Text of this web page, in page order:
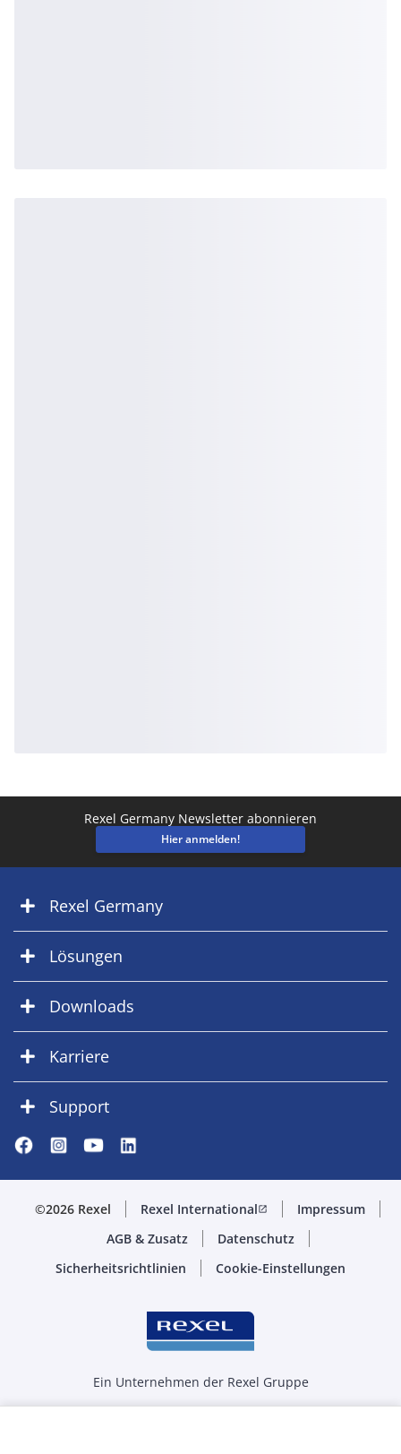
Rexel Germany Newsletter abonnieren
Hier anmelden!
Rexel Germany
Lösungen
Downloads
Karriere
Support
©2026 Rexel Rexel Internationalopen_in_new
Impressum
AGB & Zusatz
Datenschutz
Sicherheitsrichtlinien
Cookie-Einstellungen
Ein Unternehmen der Rexel Gruppe